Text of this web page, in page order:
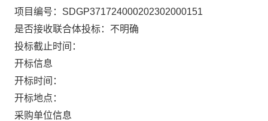
项目编号：SDGP371724000202302000151
是否接收联合体投标：不明确
投标截止时间：
开标信息
开标时间：
开标地点：
采购单位信息